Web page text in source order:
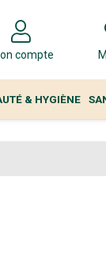
compte
& HYGIÈNE